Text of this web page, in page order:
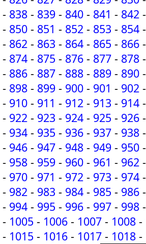
- 838 - 839 - 840 - 841 - 842 -
- 850 - 851 - 852 - 853 - 854 -
- 862 - 863 - 864 - 865 - 866 -
- 874 - 875 - 876 - 877 - 878 -
- 886 - 887 - 888 - 889 - 890 -
- 898 - 899 - 900 - 901 - 902 -
- 910 - 911 - 912 - 913 - 914 -
- 922 - 923 - 924 - 925 - 926 -
- 934 - 935 - 936 - 937 - 938 -
- 946 - 947 - 948 - 949 - 950 -
- 958 - 959 - 960 - 961 - 962 -
- 970 - 971 - 972 - 973 - 974 -
- 982 - 983 - 984 - 985 - 986 -
- 994 - 995 - 996 - 997 - 998 -
- 1005 - 1006 - 1007 - 1008 -
- 1015 - 1016 - 1017 - 1018 -